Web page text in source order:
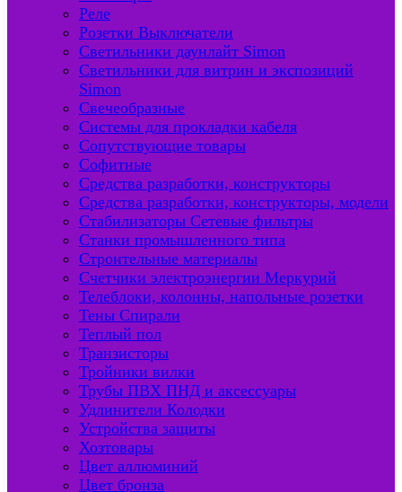
Реле
Розетки Выключатели
Светильники даунлайт Simon
Светильники для витрин и экспозиций
Simon
Свечеобразные
Системы для прокладки кабеля
Сопутствующие товары
Софитные
Средства разработки, конструкторы
Средства разработки, конструкторы, модели
Стабилизаторы Сетевые фильтры
Станки промышленного типа
Строительные материалы
Счетчики электроэнергии Меркурий
Телеблоки, колонны, напольные розетки
Тены Спирали
Теплый пол
Транзисторы
Тройники вилки
Трубы ПВХ ПНД и аксессуары
Удлинители Колодки
Устройства защиты
Хозтовары
Цвет аллюминий
Цвет бронза